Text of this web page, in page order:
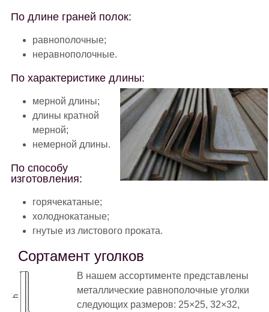
По длине граней полок:
равнополочные;
неравнополочные.
По характеристике длины:
мерной длины;
длины кратной
мерной;
немерной длины.
По способу
изготовления:
горячекатаные;
холоднокатаные;
гнутые из листового проката.
Сортамент уголков
В нашем ассортименте представлены
металлические равнополочные уголки
следующих размеров: 25×25, 32×32,